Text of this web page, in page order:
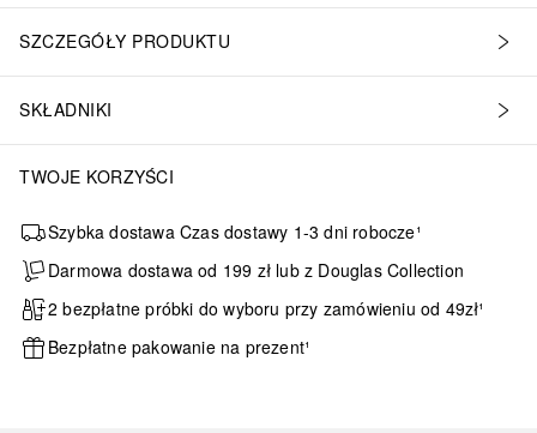
SZCZEGÓŁY PRODUKTU
SKŁADNIKI
TWOJE KORZYŚCI
Szybka dostawa Czas dostawy 1-3 dni robocze¹
Darmowa dostawa od 199 zł lub z Douglas Collection
2 bezpłatne próbki do wyboru przy zamówieniu od 49zł¹
Bezpłatne pakowanie na prezent¹